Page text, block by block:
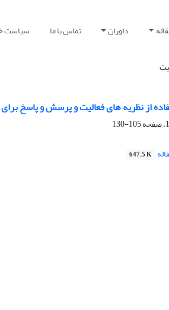
داوران تماس با ما سیاست
از نظریه های فعالیت و پرسش و پاسخ
105-130
647.5 K